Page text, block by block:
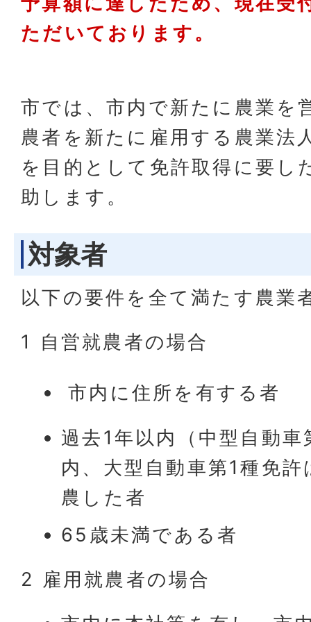
ただいております。
市では、市内で新たに農業を
農者を新たに雇用する農業法
を目的として免許取得に要し
助します。
対象者
以下の要件を全て満たす農業
1 自営就農者の場合
市内に住所を有する者
過去1年以内（中型自動
内、大型自動車第1種免
農した者
65歳未満である者
2 雇用就農者の場合